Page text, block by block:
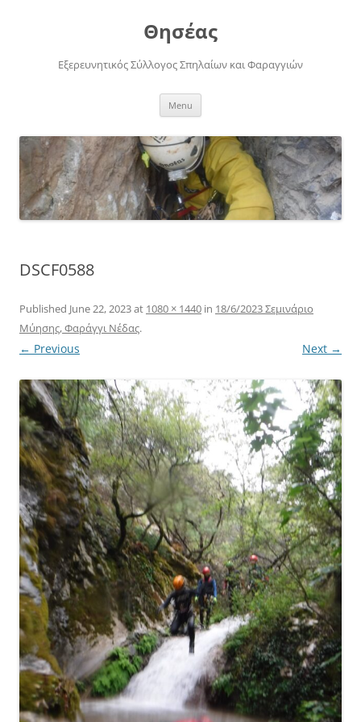
Θησέας
Εξερευνητικός Σύλλογος Σπηλαίων και Φαραγγιών
Menu
DSCF0588
Published June 22, 2023at 1080 × 1440 in 18/6/2023 Σεμινάριο
Μύησης, Φαράγγι Νέδας.
← Previous Next →